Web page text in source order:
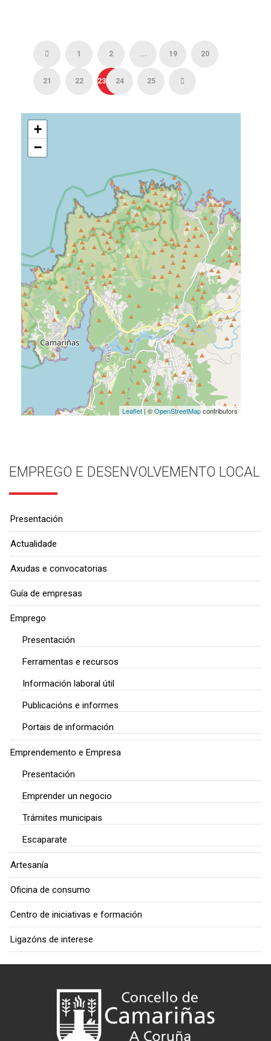
1 2 ... 19 20
21 22 23 24 25
+
−
Leaflet| ©OpenStreetMapcontributors
EMPREGO E DESENVOLVEMENTO LOCAL
Presentación
Actualidade
Axudas e convocatorias
Guía de empresas
Emprego
Presentación
Ferramentas e recursos
Información laboral útil
Publicacións e informes
Portais de información
Emprendemento e Empresa
Presentación
Emprender un negocio
Trámites municipais
Escaparate
Artesanía
Oficina de consumo
Centro de iniciativas e formación
Ligazóns de interese